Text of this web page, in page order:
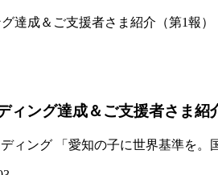
ング達成＆ご支援者さま紹
ィング 「愛知の子に世界基準を